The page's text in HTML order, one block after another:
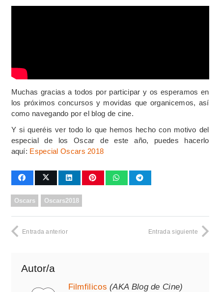
Muchas gracias a todos por participar y os esperamos en
los próximos concursos y movidas que organicemos, así
como navegando por el blog de cine.
Y si queréis ver todo lo que hemos hecho con motivo del
especial de los Oscar de este año, puedes hacerlo
aquí: Especial Oscars 2018
Oscars Oscars2018
Entrada anterior Entrada siguiente
Autor/a
Filmfilicos (AKA Blog de Cine)